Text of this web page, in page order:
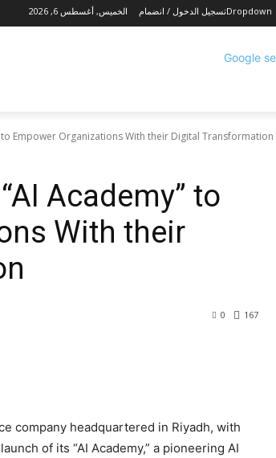
الخميس, أغسطس 6, 2026 تسجيل الدخول / انضمامDropdown
to Empower Organizations With their Digital Transformation
Academy” to
With their
0 167
company headquartered in Riyadh, with
of its “AI Academy,” a pioneering AI